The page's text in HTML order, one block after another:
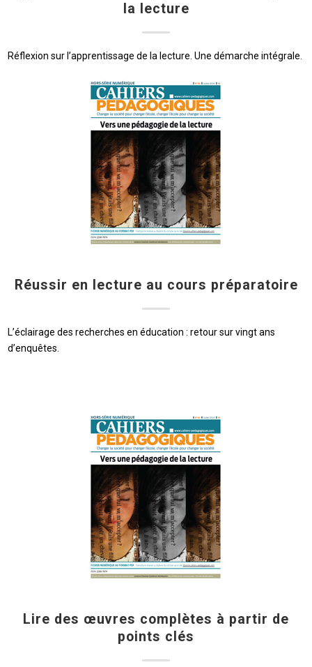
la lecture
Réflexion sur l’apprentissage de la lecture. Une démarche intégrale.
Réussir en lecture au cours préparatoire
L’éclairage des recherches en éducation : retour sur vingt ans
d’enquêtes.
Lire des œuvres complètes à partir de
points clés